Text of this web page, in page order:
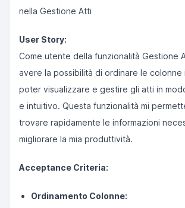
nella Gestione Atti
User Story:
Come utente della funzionalità Gestione
avere la possibilità di ordinare le colonne
poter visualizzare e gestire gli atti in
e intuitivo. Questa funzionalità mi
trovare rapidamente le informazioni
migliorare la mia produttività.
Acceptance Criteria:
Ordinamento Colonne: